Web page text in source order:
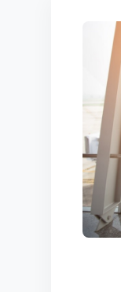
ДОКУМЕНТЫ
ПЕРСОНАЛИИ
КОНТАКТЫ